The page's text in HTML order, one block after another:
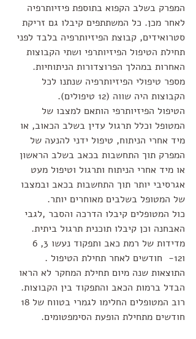
המפרק בשלב הקפוא בתוספת פיזיותרפיה
לאחר מכן. כל המשתתפים קיבלו גם זריקת
סטרואידים, קבוצת הפיזיותרפיה בלבד לפני
תחילת הטיפול הפיזיותרפי ושתי הקבוצות
האחרות במהלך הפרוצדורות הניתוחיות.
מספר טיפולי הפיזיותרפיה שנתנו לכל
הקבוצות היה שווה (12 טיפולים).
הטיפול הפיזיותרפי הותאם למצבו של
המטופל וכלל תרגול עדין בשלב הכאוב, או
מיד אחרי הניתוח, טיפול ידני להנעה של
המפרק תוך התחשבות בכאב בשלב הראשון
או מיד אחרי הניתוח ותרגול וטיפול מעט
אגרסיבי יותר תוך התחשבות בכאב ובמצבו
של המטופל בשלבים מאוחרים יותר.
כול המטופלים קיבלו הדרכה והסבר ,לגבי
האבחנה וכן קיבלו תוכנית תרגול ביתית.
ו12-  חודשים לאחר תחילת הטיפול .
התוצאות שנה מיום תחילת המחקר לא הראו
הבדל ברמות הכאב והתפקוד בין הקבוצות.
חודשים מתחילת הופעת הסימפטומים.